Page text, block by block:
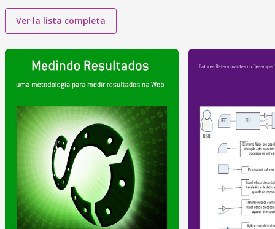
Ver la lista completa